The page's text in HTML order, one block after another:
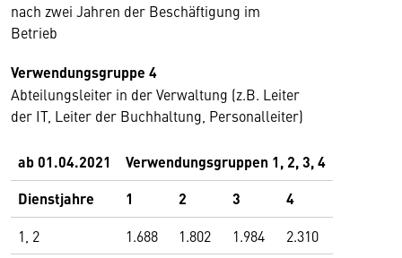
nach zwei Jahren der Beschäftigung im
Betrieb
Verwendungsgruppe 4
Abteilungsleiter in der Verwaltung (z.B. Leiter
der IT, Leiter der Buchhaltung, Personalleiter)
ab 01.04.2021
Verwendungsgruppen 1, 2, 3, 4
Dienstjahre
1 2 3 4
1, 2 1.688 1.802 1.984
2.310